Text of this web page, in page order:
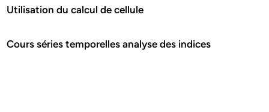
Utilisation du calcul de cellule
Cours séries temporelles analyse des indices